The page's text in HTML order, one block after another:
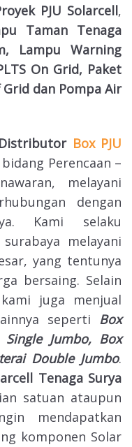
PJU Solarcell,
Taman Tenaga
Lampu Warning
On Grid, Paket
Grid dan Pompa Air
Distributor Box PJU
Perencaan –
melayani
dengan
Kami selaku
melayani
yang tentunya
bersaing. Selain
kami juga menjual
seperti Box
Jumbo, Box
Double Jumbo.
Tenaga Surya
satuan ataupun
mendapatkan
komponen Solar